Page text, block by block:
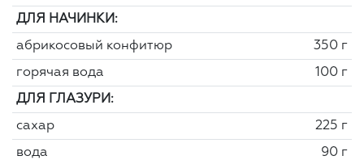
ДЛЯ НАЧИНКИ:
абрикосовый конфитюр 350 г
горячая вода 100 г
ДЛЯ ГЛАЗУРИ:
сахар 225 г
вода 90 г